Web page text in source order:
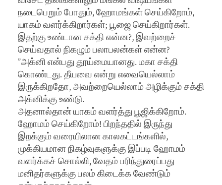
நடைபெறும் போதும், ஹோமங்கள் செய்கிறோம்,
யாகம் வளர்க்கிறார்கள்; பூஜை செய்கிறார்கள்.
இதற்கு உண்டான சக்தி என்ன?, இவற்றைச்
செய்வதால் நிகழும் பலாபலன்கள் என்ன?
”அக்னி என்பது தூய்மையானது. மகா சக்தி
கொண்டது. தீயவை என்று எவையெல்லாம்
இருக்கிறதோ, அவற்றையெல்லாம் அழிக்கும் சக்தி
அக்னிக்கு உண்டு.
அதனால்தான் யாகம் வளர்த்து பூஜிக்கிறோம்.
ஹோமம் செய்கிறோம்! பிறந்ததில் இருந்து
இறக்கும் வரையிலான காலகட்டங்களில்,
முக்கியமான நிகழ்வுகளுக்கு இப்படி ஹோமம்
வளர்க்கச் சொல்லி, வேதம் பரிந்துரைப்பது
மனிதர்களுக்கு பலம் கிடைக்க வேண்டும்